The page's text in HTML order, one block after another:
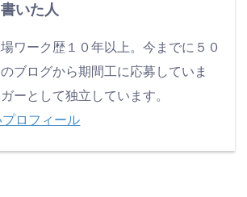
いた人
ワーク歴１０年以上。今までに５０
ブログから期間工に応募していま
ーとして独立しています。
ロフィール